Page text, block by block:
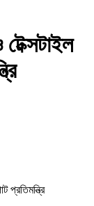
প্রতিমন্ত্রি